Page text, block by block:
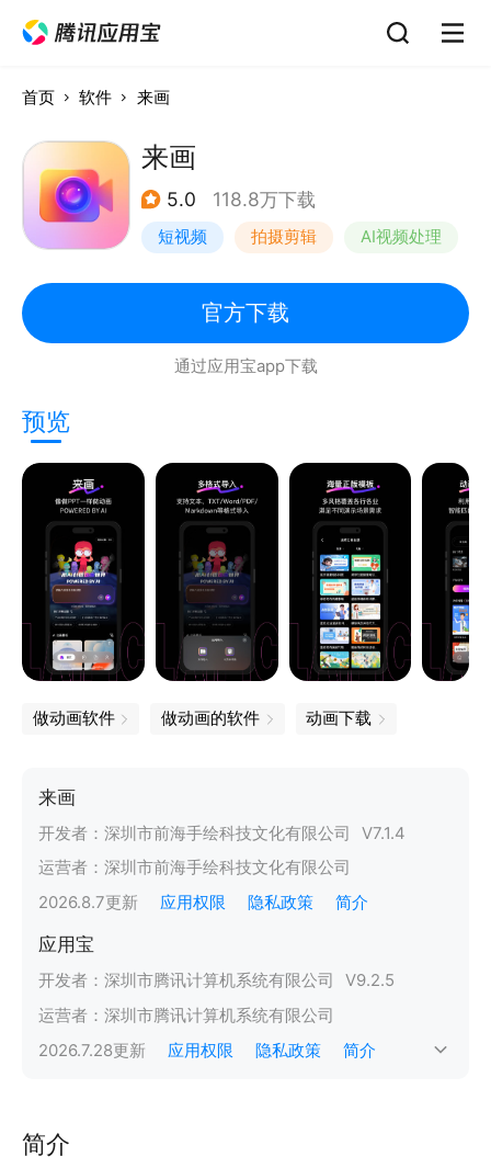
首页 软件 来画
来画
5.0 118.8万下载
短视频 拍摄剪辑 AI视频处理
官方下载
通过应用宝app下载
预览
做动画软件 做动画的软件 动画下载
来画
开发者： 深圳市前海手绘科技文化有限公司 V7.1.4
运营者： 深圳市前海手绘科技文化有限公司
2026.8.7更新 应用权限 隐私政策 简介
应用宝
开发者： 深圳市腾讯计算机系统有限公司 V9.2.5
运营者： 深圳市腾讯计算机系统有限公司
2026.7.28更新 应用权限 隐私政策 简介
简介